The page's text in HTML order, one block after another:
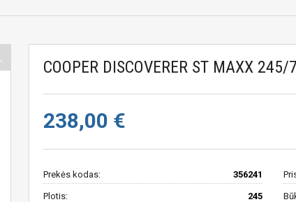
COOPER DISCOVERER ST MAXX
238,00 €
Prekės kodas: 356241
Plotis: 245